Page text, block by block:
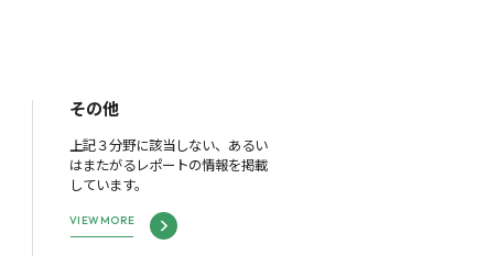
その他
上記３分野に該当しない、あるい
はまたがるレポートの情報を掲載
しています。
VIEW MORE